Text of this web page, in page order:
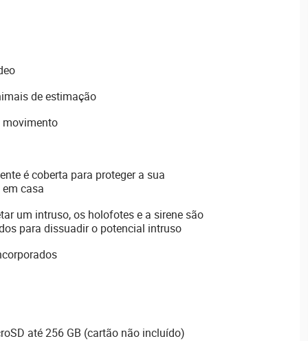
de estimação
movimento
é coberta para proteger a sua
casa
um intruso, os holofotes e a sirene são
para dissuadir o potencial intruso
até 256 GB (cartão não incluído)